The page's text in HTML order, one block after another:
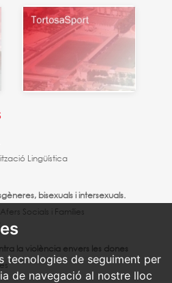
tecnologies de seguiment per
de navegació al nostre lloc
Lingüística
bisexuals i intersexuals.
Socials i Famílies
la violència envers les dones